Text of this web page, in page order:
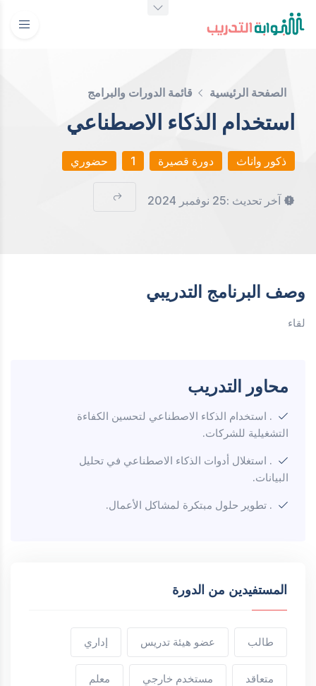
الصفحة الرئيسية قائمة الدورات والبرامج
استخدام الذكاء الاصطناعي
ذكور واناث دورة قصيرة 1 حضوري
آخر تحديث :25 نوفمبر 2024
وصف البرنامج التدريبي
لقاء
محاور التدريب
. استخدام الذكاء الاصطناعي لتحسين الكفاءة
التشغيلية للشركات.
. استغلال أدوات الذكاء الاصطناعي في تحليل
البيانات.
. تطوير حلول مبتكرة لمشاكل الأعمال.
المستفيدين من الدورة
طالب عضو هيئة تدريس إداري
متعاقد مستخدم خارجي معلم